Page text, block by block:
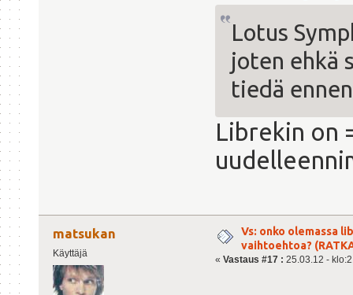
Lotus
joten ehkä
tiedä
Librekin on
matsukan
Käyttäjä
Vs: onko olemassa
vaihtoehtoa?
« Vastaus #17 : 25.03.12 -